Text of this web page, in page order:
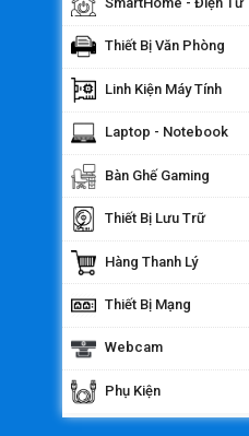
Thiết Bị Văn Phòng
Linh Kiện Máy Tính
Laptop - Notebook
Bàn Ghế Gaming
Thiết Bị Lưu Trữ
Hàng Thanh Lý
Thiết Bị Mạng
Webcam
Phụ Kiện